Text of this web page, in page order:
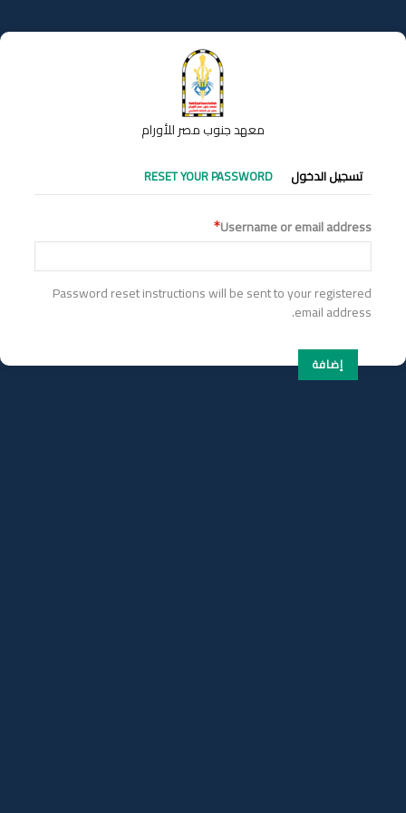
إلى
المحتوى
معهد جنوب مصر للأورام
التبويبات
الأساسية
تسجيل الدخول RESET YOUR PASSWORD
Username or email address
Password reset instructions will be sent to your registered
email address.